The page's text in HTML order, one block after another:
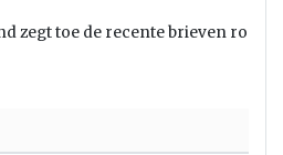
zegt toe de recente brieven